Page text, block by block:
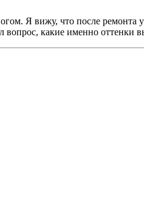
Я вижу, что после ремонта у
вопрос, какие именно оттенки